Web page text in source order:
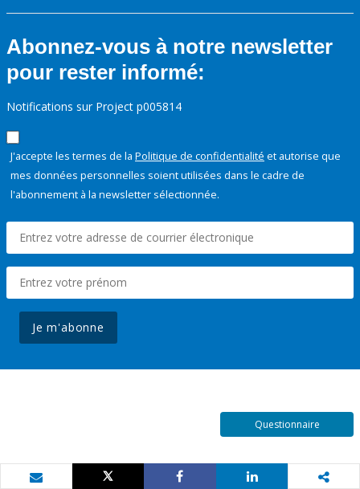
Abonnez-vous à notre newsletter
pour rester informé:
Notifications sur Project p005814
J'accepte les termes de la Politique de confidentialité et autorise que
mes données personnelles soient utilisées dans le cadre de
l'abonnement à la newsletter sélectionnée.
Je m'abonne
Questionnaire